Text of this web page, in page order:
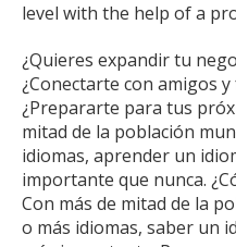
level with the help of a
¿Quieres expandir tu
¿Conectarte con amigos
¿Prepararte para tus
mitad de la población
idiomas, aprender un
importante que nunca.
Con más de mitad de la
o más idiomas, saber un